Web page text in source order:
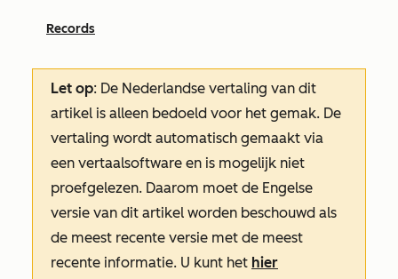
Records
Let op: De Nederlandse vertaling van dit
artikel is alleen bedoeld voor het gemak. De
vertaling wordt automatisch gemaakt via
een vertaalsoftware en is mogelijk niet
proefgelezen. Daarom moet de Engelse
versie van dit artikel worden beschouwd als
de meest recente versie met de meest
recente informatie. U kunt het hier